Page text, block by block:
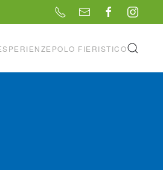
POLO FIERISTICO